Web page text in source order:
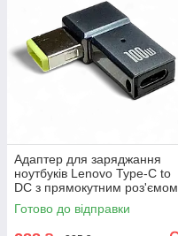
Адаптер для заряджання
ноутбуків Lenovo Type-C to
DC з прямокутним роз'ємом
6.0-10mm 100W
Готово до відправки